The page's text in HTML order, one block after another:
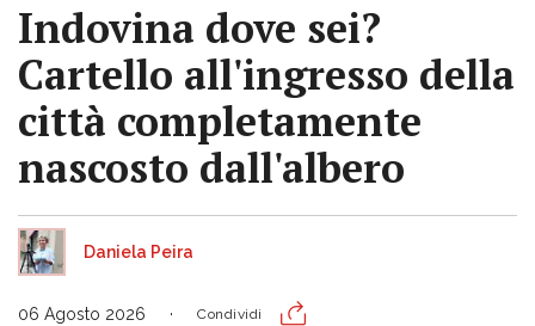
Indovina dove sei?
Cartello all'ingresso della
città completamente
nascosto dall'albero
Daniela Peira
06 Agosto 2026 Condividi